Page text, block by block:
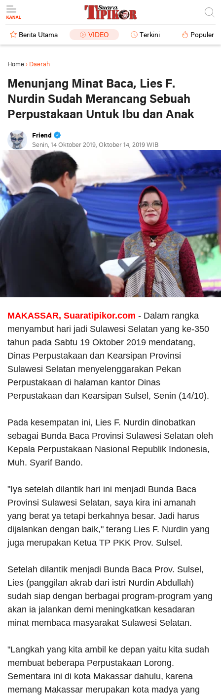
Berita Utama VIDEO Terkini Populer
Home › Daerah
Menunjang Minat Baca, Lies F.
Nurdin Sudah Merancang Sebuah
Perpustakaan Untuk Ibu dan Anak
Friend
Senin, 14 Oktober 2019, Oktober 14, 2019 WIB
MAKASSAR, Suaratipikor.com - Dalam rangka
menyambut hari jadi Sulawesi Selatan yang ke-350
tahun pada Sabtu 19 Oktober 2019 mendatang,
Dinas Perpustakaan dan Kearsipan Provinsi
Sulawesi Selatan menyelenggarakan Pekan
Perpustakaan di halaman kantor Dinas
Perpustakaan dan Kearsipan Sulsel, Senin (14/10).
Pada kesempatan ini, Lies F. Nurdin dinobatkan
sebagai Bunda Baca Provinsi Sulawesi Selatan oleh
Kepala Perpustakaan Nasional Republik Indonesia,
Muh. Syarif Bando.
"Iya setelah dilantik hari ini menjadi Bunda Baca
Provinsi Sulawesi Selatan, saya kira ini amanah
yang berat ya tetapi berkahnya besar. Jadi harus
dijalankan dengan baik," terang Lies F. Nurdin yang
juga merupakan Ketua TP PKK Prov. Sulsel.
Setelah dilantik menjadi Bunda Baca Prov. Sulsel,
Lies (panggilan akrab dari istri Nurdin Abdullah)
sudah siap dengan berbagai program-program yang
akan ia jalankan demi meningkatkan kesadaran
minat membaca masyarakat Sulawesi Selatan.
"Langkah yang kita ambil ke depan yaitu kita sudah
membuat beberapa Perpustakaan Lorong.
Sementara ini di kota Makassar dahulu, karena
memang Makassar merupakan kota madya yang